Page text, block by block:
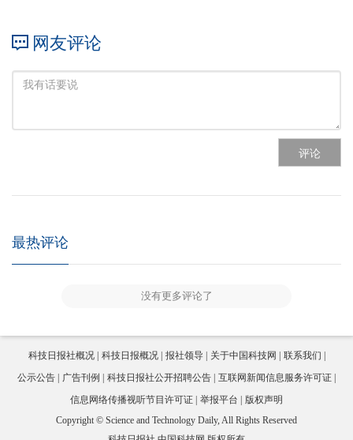
网友评论
评论
最热评论
没有更多评论了
科技日报社概况 科技日报概况 报社领导 关于中国科技网
联系我们
公示公告
广告刊例 科技日报社公开招聘公告
互联网新闻信息服务许可证
信息网络传播视听节目许可证
举报平台
版权声明
Copyright © Science and Technology Daily, All Rights Reserved